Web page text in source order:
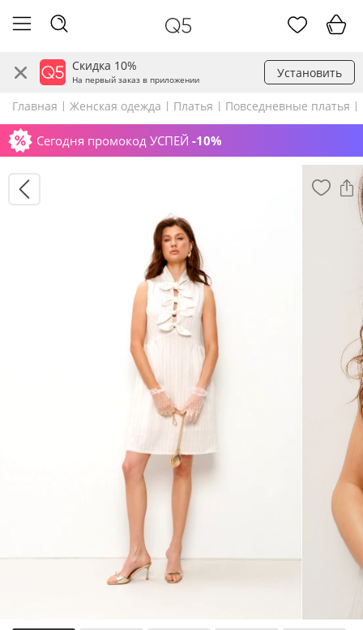
Скидка 10%
На первый заказ в приложении Установить
Главная Женская одежда Платья Повседневные платья
Сегодня промокод УСПЕЙ -10%